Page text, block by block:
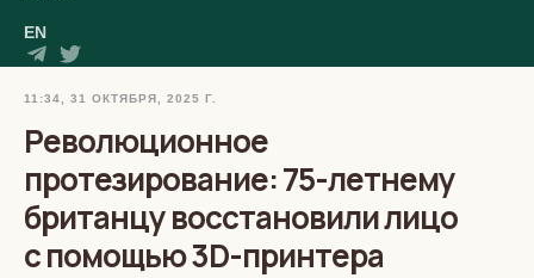
EN
11:34, 31 ОКТЯБРЯ, 2025 Г.
Революционное
протезирование: 75-летнему
британцу восстановили лицо
с помощью 3D-принтера